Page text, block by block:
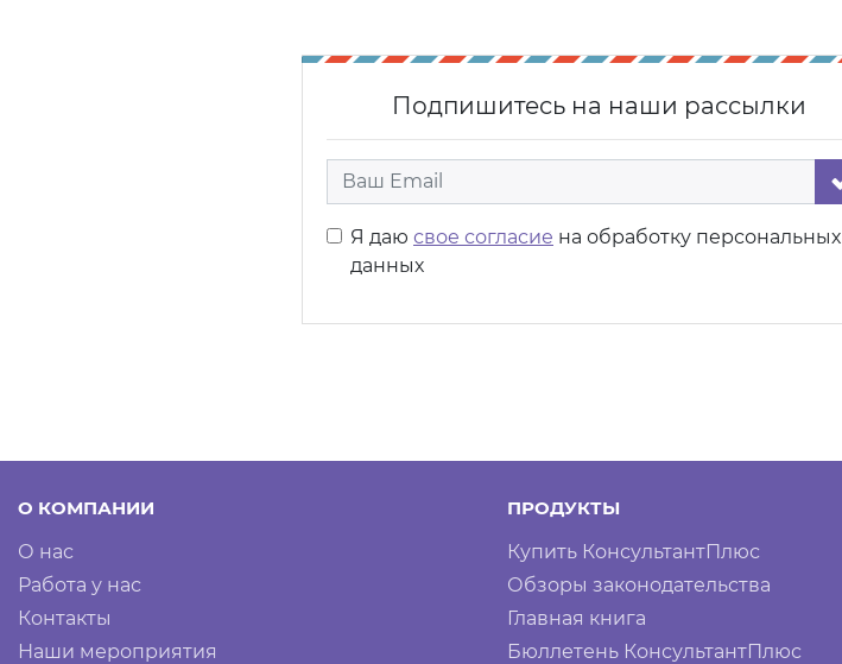
Подпишитесь на наши рассылки
Я даю свое согласие на обработку персональных
данных
О КОМПАНИИ
О нас
Работа у нас
Контакты
Наши мероприятия
ПРОДУКТЫ
Купить КонсультантПлюс
Обзоры законодательства
Главная книга
Бюллетень КонсультантПлюс